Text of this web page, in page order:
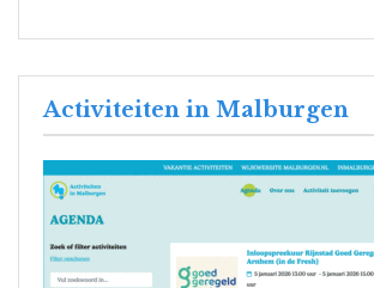
Activiteiten in Malburgen